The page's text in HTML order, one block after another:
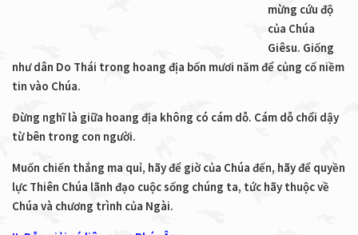
mừng cứu độ
của Chúa
Giêsu. Giống
như dân Do Thái trong hoang địa bốn mươi năm để củng cố niềm
tin vào Chúa.
Đừng nghĩ là giữa hoang địa không có cám dỗ. Cám dỗ chổi dậy
từ bên trong con người.
Muốn chiến thắng ma quỉ, hãy để giờ của Chúa đến, hãy để quyền
lực Thiên Chúa lãnh đạo cuộc sống chúng ta, tức hãy thuộc về
Chúa và chương trình của Ngài.